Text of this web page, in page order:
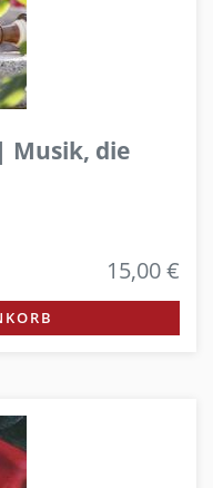
Musik, die
15,00 €